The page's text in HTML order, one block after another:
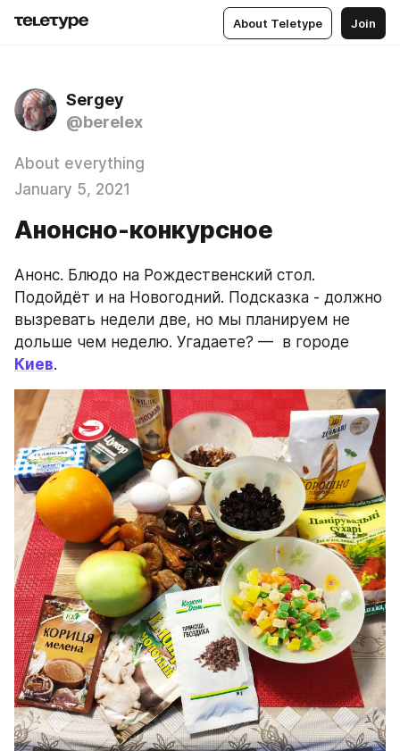
About Teletype Join
Sergey
@berelex
About everything
January 5, 2021
Анонсно-конкурсное
Анонс. Блюдо на Рождественский стол.
Подойдёт и на Новогодний. Подсказка - должно
вызревать недели две, но мы планируем не
Киев.